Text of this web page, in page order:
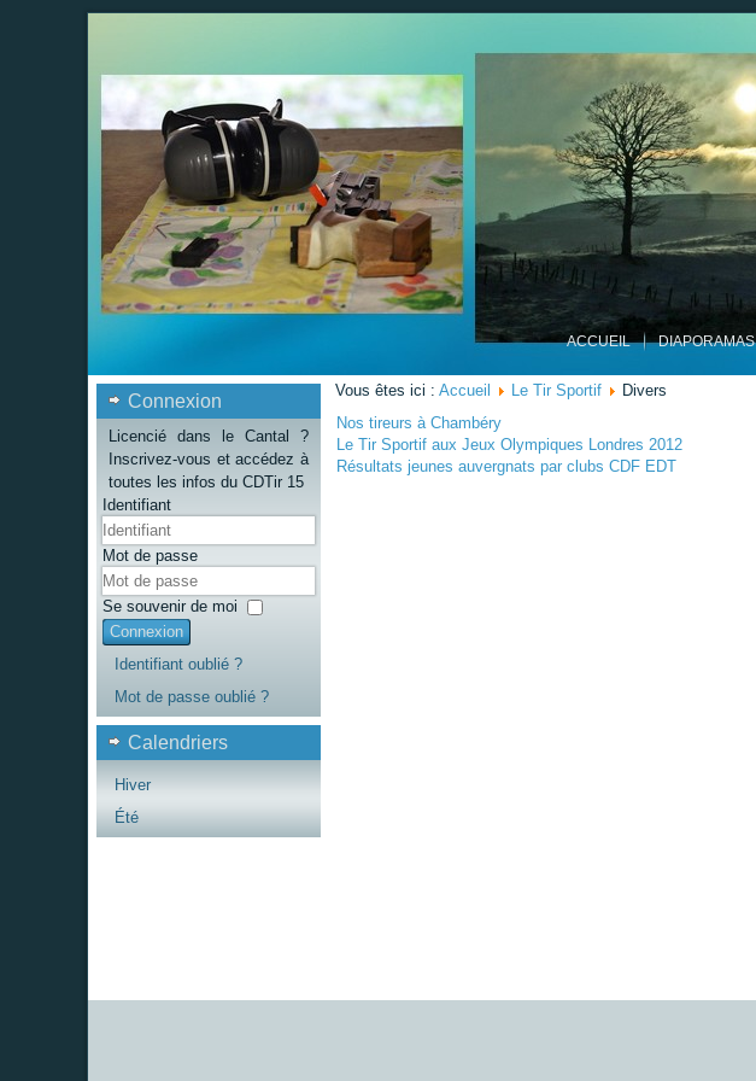
ACCUEIL DIAPORAMAS
Connexion
Licencié dans le Cantal ?
Inscrivez-vous et accédez à
toutes les infos du CDTir 15
Identifiant
Mot de passe
Se souvenir de moi
Connexion
Identifiant oublié ?
Mot de passe oublié ?
Calendriers
Hiver
Été
Vous êtes ici : Accueil Le Tir Sportif
Divers
Nos tireurs à Chambéry
Le Tir Sportif aux Jeux Olympiques Londres 2012
Résultats jeunes auvergnats par clubs CDF EDT